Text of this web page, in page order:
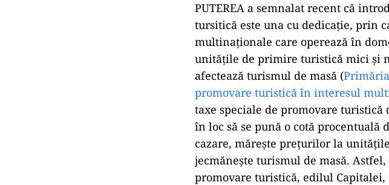
PUTEREA a semnalat recent că
tursitică este una cu dedicație, prin
multinaționale care operează în
unitățile de primire turistică mici și
afectează turismul de masă (
promovare turistică în interesul
taxe speciale de promovare turistică
în loc să se pună o cotă procentuală
cazare, mărește prețurilor la
jecmănește turismul de masă.
promovare turistică, edilul